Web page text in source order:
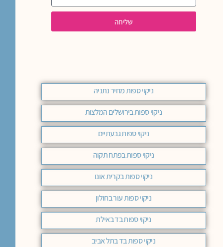
שליחה
ניקוי ספות מחיר נתניה
ניקוי ספות בירושלים המלצות
ניקוי ספות גבעתיים
ניקוי ספות בפתח תקוה
ניקוי ספות בקרית אונו
ניקוי ספות עור בחולון
ניקוי ספות בד באילת
ניקוי ספות בד בתל אביב